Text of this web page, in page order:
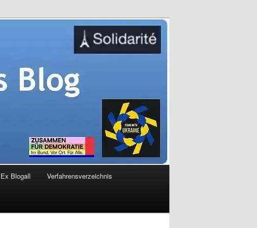
Ex Blogall Verfahrensverzeichnis